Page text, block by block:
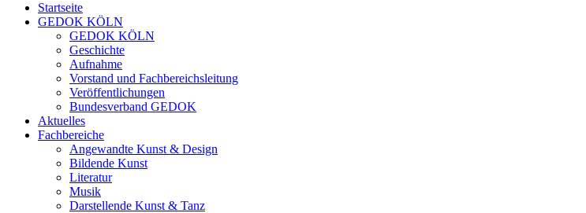
Startseite
GEDOK KÖLN
GEDOK KÖLN
Geschichte
Aufnahme
Vorstand und Fachbereichsleitung
Veröffentlichungen
Bundesverband GEDOK
Aktuelles
Fachbereiche
Angewandte Kunst & Design
Bildende Kunst
Literatur
Musik
Darstellende Kunst & Tanz